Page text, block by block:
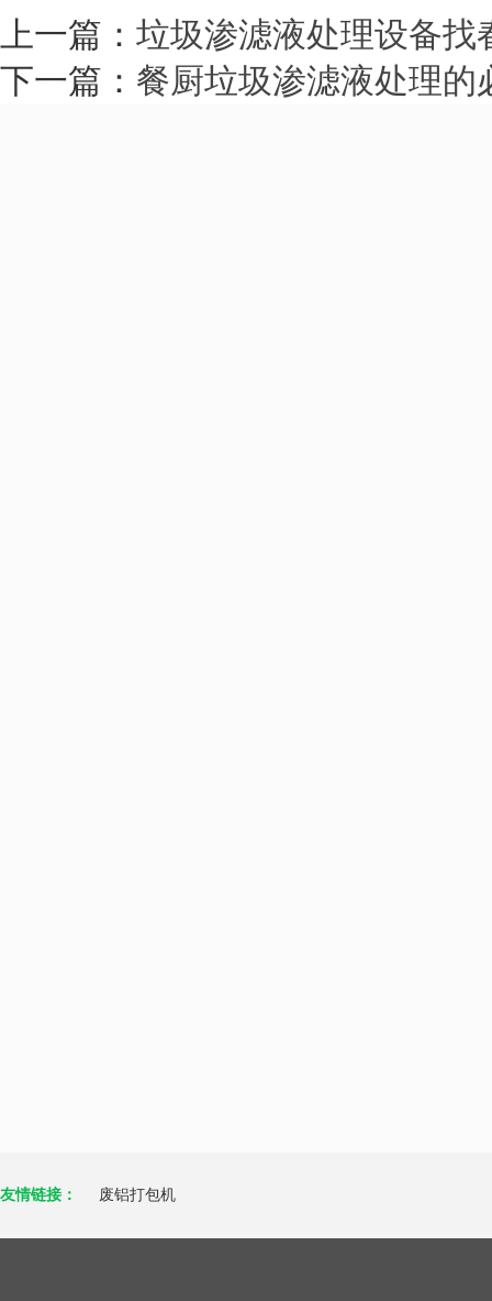
上一篇： 垃圾渗滤液处理设备找
下一篇： 餐厨垃圾渗滤液处理的
友情链接： 废铝打包机